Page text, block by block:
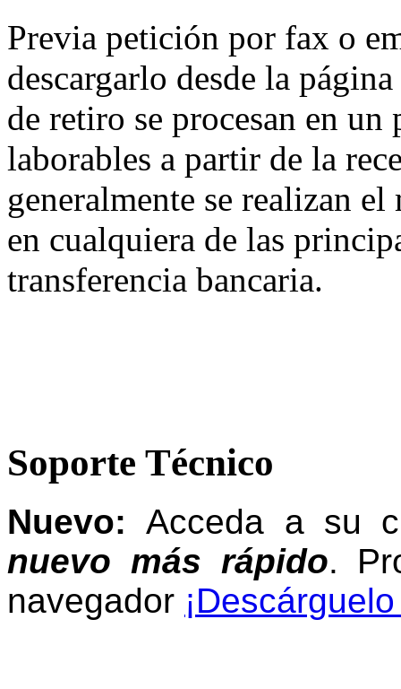
Previa petición por fax o
descargarlo desde la
de retiro se procesan en
laborables a partir de la
generalmente se realizan
en cualquiera de las
transferencia bancaria.
Soporte Técnico
Nuevo:Acceda a su
nuevo más rápido.
navegador